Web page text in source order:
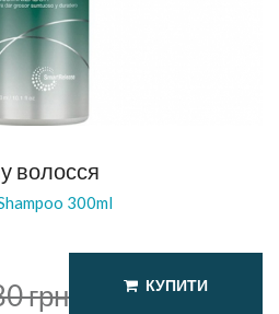
волосся
300ml
грн КУПИТИ